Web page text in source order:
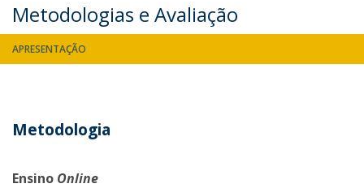
Metodologias e Avaliação
APRESENTAÇÃO
Metodologia
Ensino Online